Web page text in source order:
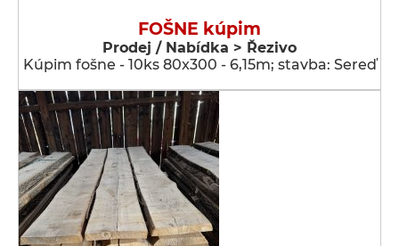
FOŠNE kúpim
Prodej / Nabídka > Řezivo
Kúpim fošne - 10ks 80x300 - 6,15m; stavba: Sereď